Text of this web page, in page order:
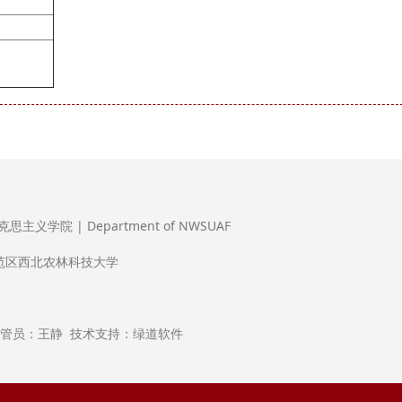
思主义学院 | Department of NWSUAF
区西北农林科技大学
员：王静 技术支持：绿道软件